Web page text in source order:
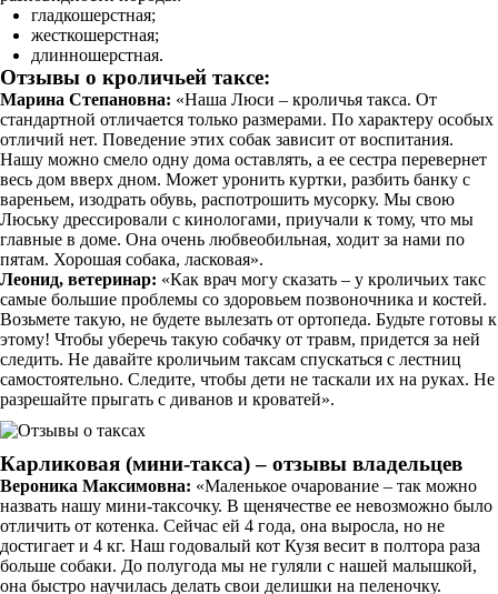
гладкошерстная;
жесткошерстная;
длинношерстная.
Отзывы о кроличьей таксе:
Марина Степановна: «Наша Люси – кроличья такса. От
стандартной отличается только размерами. По характеру особых
отличий нет. Поведение этих собак зависит от воспитания.
Нашу можно смело одну дома оставлять, а ее сестра перевернет
весь дом вверх дном. Может уронить куртки, разбить банку с
вареньем, изодрать обувь, распотрошить мусорку. Мы свою
Люську дрессировали с кинологами, приучали к тому, что мы
главные в доме. Она очень любвеобильная, ходит за нами по
пятам. Хорошая собака, ласковая».
Леонид, ветеринар: «Как врач могу сказать – у кроличьих такс
самые большие проблемы со здоровьем позвоночника и костей.
Возьмете такую, не будете вылезать от ортопеда. Будьте готовы к
этому! Чтобы уберечь такую собачку от травм, придется за ней
следить. Не давайте кроличьим таксам спускаться с лестниц
самостоятельно. Следите, чтобы дети не таскали их на руках. Не
разрешайте прыгать с диванов и кроватей».
Карликовая (мини-такса) – отзывы владельцев
Вероника Максимовна: «Маленькое очарование – так можно
назвать нашу мини-таксочку. В щенячестве ее невозможно было
отличить от котенка. Сейчас ей 4 года, она выросла, но не
достигает и 4 кг. Наш годовалый кот Кузя весит в полтора раза
больше собаки. До полугода мы не гуляли с нашей малышкой,
она быстро научилась делать свои делишки на пеленочку.